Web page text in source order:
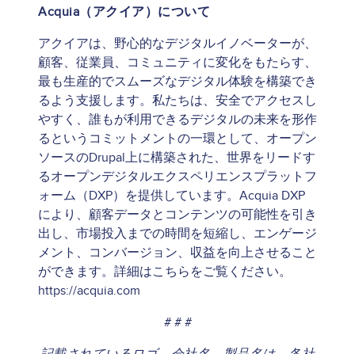
Acquia（アクイア）について
アクイアは、野心的なデジタルイノベーターが、
顧客、従業員、コミュニティに変化をもたらす、
最も生産的でスムーズなデジタル体験を構築でき
るよう支援します。私たちは、安全でアクセスし
やすく、誰もが利用できるデジタルの未来を形作
るというコミットメントの一環として、オープン
ソースのDrupal上に構築された、世界をリードす
るオープンデジタルエクスペリエンスプラットフ
ォーム（DXP）を提供しています。Acquia DXP
により、顧客データとコンテンツの可能性を引き
出し、市場投入までの時間を短縮し、エンゲージ
メント、コンバージョン、収益を向上させること
ができます。詳細はこちらをご覧ください。
https://acquia.com
# # #